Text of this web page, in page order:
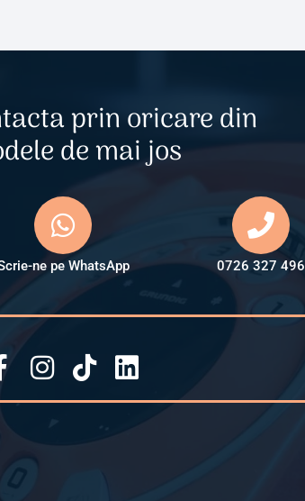
prin oricare din
de mai jos
ne pe WhatsApp 0726 327 496